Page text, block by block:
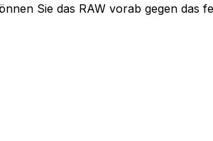
Sie das RAW vorab gegen das